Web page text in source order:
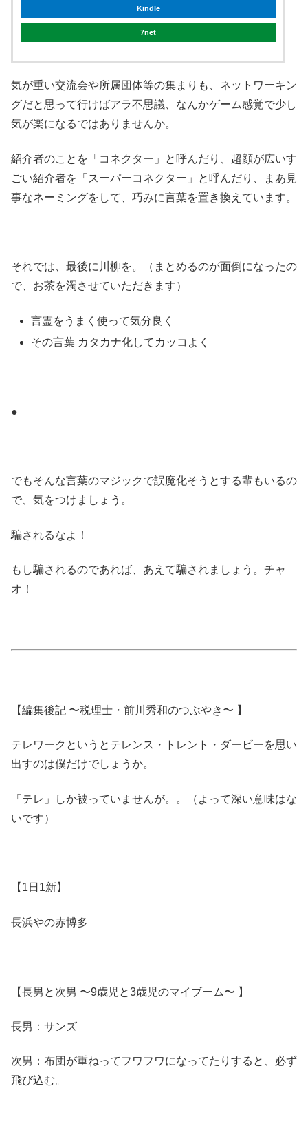
Kindle
7net
気が重い交流会や所属団体等の集まりも、ネットワーキン
グだと思って行けばアラ不思議、なんかゲーム感覚で少し
気が楽になるではありませんか。
紹介者のことを「コネクター」と呼んだり、超顔が広いす
ごい紹介者を「スーパーコネクター」と呼んだり、まあ見
事なネーミングをして、巧みに言葉を置き換えています。
それでは、最後に川柳を。（まとめるのが面倒になったの
で、お茶を濁させていただきます）
言霊をうまく使って気分良く
その言葉 カタカナ化してカッコよく
●
でもそんな言葉のマジックで誤魔化そうとする輩もいるの
で、気をつけましょう。
騙されるなよ！
もし騙されるのであれば、あえて騙されましょう。チャ
オ！
【編集後記 〜税理士・前川秀和のつぶやき〜 】
テレワークというとテレンス・トレント・ダービーを思い
出すのは僕だけでしょうか。
「テレ」しか被っていませんが。。（よって深い意味はな
いです）
【1日1新】
長浜やの赤博多
【長男と次男 〜9歳児と3歳児のマイブーム〜 】
長男：サンズ
次男：布団が重ねってフワフワになってたりすると、必ず
飛び込む。